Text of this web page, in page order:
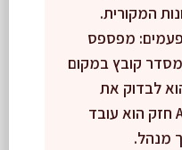
המקורית.
מפספס
קובץ במקום
לבדוק את
התוצר, לא להעלים עין. AI חזק הוא עובד
מנהל.